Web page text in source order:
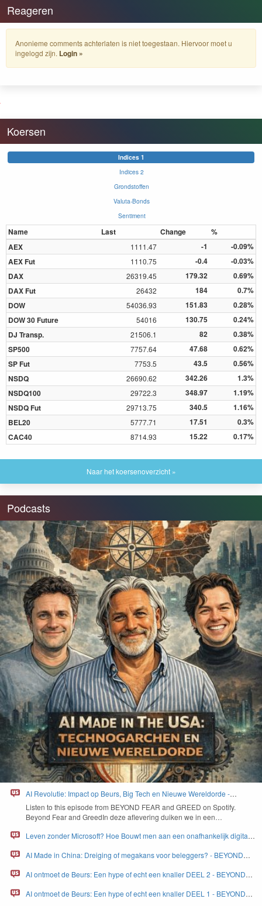
Reageren
Anonieme comments achterlaten is niet toegestaan. Hiervoor moet u
ingelogd zijn. Login »
Koersen
Indices 1
Indices 2
Grondstoffen
Valuta-Bonds
Sentiment
Name Last Change
%
AEX
1111.47 -1
-0.09%
AEX Fut
1110.75 -0.4
-0.03%
DAX
26319.45 179.32
0.69%
DAX Fut
26432 184
0.7%
DOW
54036.93 151.83
0.28%
DOW 30 Future
54016 130.75
0.24%
DJ Transp.
21506.1 82
0.38%
SP500
7757.64 47.68
0.62%
SP Fut
7753.5 43.5
0.56%
NSDQ
26690.62 342.26
1.3%
NSDQ100
29722.3 348.97
1.19%
NSDQ Fut
29713.75 340.5
1.16%
BEL20
5777.71 17.51
0.3%
CAC40
8714.93 15.22 0.17%
Naar het koersenoverzicht »
Podcasts
AI Revolutie: Impact op Beurs, Big Tech en Nieuwe Wereldorde -
BEYOND FEAR and GREED
Lis­ten to this episode from BEYOND FEAR and GREED on Spo­ti­fy.
Beyond Fear and Greed­In deze aflev­er­ing duiken we in een…
Leven zonder Microsoft? Hoe Bouwt men aan een onafhankelijk digitaal
AI Made in China: Dreiging of megakans voor beleggers? - BEYOND
AI ontmoet de Beurs: Een hype of echt een knaller DEEL 2 - BEYOND
AI ontmoet de Beurs: Een hype of echt een knaller DEEL 1 - BEYOND